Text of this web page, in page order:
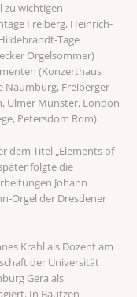
zu wichtigen
Freiberg, Heinrich-
Tage
Orgelsommer)
(Konzerthaus
Naumburg, Freiberger
Ulmer Münster, London
Petersdom Rom).
dem Titel „Elements of
folgte die
Johann
Orgel der Dresdener
Krahl als Dozent am
der Universität
Gera als
In Bautzen